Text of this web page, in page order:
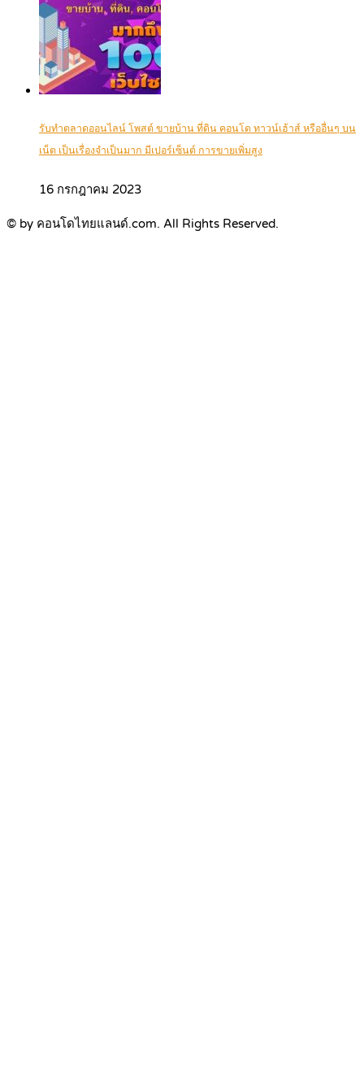
รับทำตลาดออนไลน์ โพสต์ ขายบ้าน ที่ดิน คอนโด ทาวน์เฮ้าส์ หรืออื่นๆ บน
เน็ต เป็นเรื่องจำเป็นมาก มีเปอร์เซ็นต์ การขายเพิ่มสูง
16 กรกฎาคม 2023
© by คอนโดไทยแลนด์.com. All Rights Reserved.